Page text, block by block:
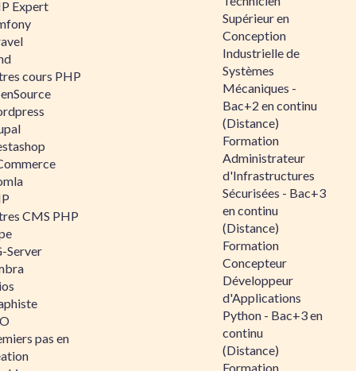
Expert
cours PHP
CMS PHP
Server
pas en
Supérieur en
Conception
Industrielle de
Systèmes
Mécaniques -
Bac+2 en continu
(Distance)
Formation
Administrateur
d'Infrastructures
Sécurisées - Bac+3
en continu
(Distance)
Formation
Concepteur
Développeur
d'Applications
Python - Bac+3 en
continu
(Distance)
Formation